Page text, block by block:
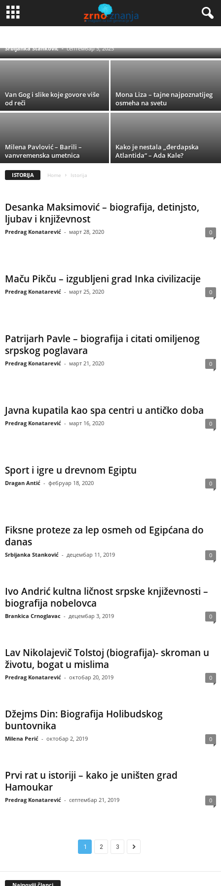
Kako je počeo razvoj ženskog fudbala – koji
Srbijanka Stanković - септембар 5, 2025
Van Gog i slike koje govore više
od reči
Mona Liza – tajne najpoznatijeg
osmeha na svetu
Milena Pavlović – Barili –
vanvremenska umetnica
Kako je nestala „đerdapska
Atlantida“ – Ada Kale?
ISTORIJA Home Istorija
Desanka Maksimović – biografija, detinjsto,
ljubav i književnost
Predrag Konatarević - март 28, 2020 0
Maču Pikču – izgubljeni grad Inka civilizacije
Predrag Konatarević - март 25, 2020 0
Patrijarh Pavle – biografija i citati omiljenog
srpskog poglavara
Predrag Konatarević - март 21, 2020 0
Javna kupatila kao spa centri u antičko doba
Predrag Konatarević - март 16, 2020 0
Sport i igre u drevnom Egiptu
Dragan Antić - фебруар 18, 2020 0
Fiksne proteze za lep osmeh od Egipćana do
danas
Srbijanka Stanković - децембар 11, 2019 0
Ivo Andrić kultna ličnost srpske književnosti –
biografija nobelovca
Brankica Crnoglavac - децембар 3, 2019 0
Lav Nikolajevič Tolstoj (biografija)- skroman u
životu, bogat u mislima
Predrag Konatarević - октобар 20, 2019 0
Džejms Din: Biografija Holibudskog
buntovnika
Milena Perić - октобар 2, 2019 0
Prvi rat u istoriji – kako je uništen grad
Hamoukar
Predrag Konatarević - септембар 21, 2019 0
1 2 3